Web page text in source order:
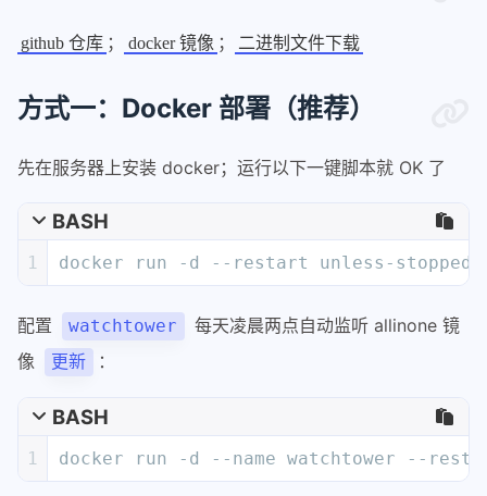
github 仓库 ； docker 镜像 ； 二进制文件下载
方式一：Docker 部署（推荐）
先在服务器上安装 docker；运行以下一键脚本就 OK 了
BASH
1 docker run -d --restart unless-
配置 watchtower
每天凌晨两点自动监听 allinone 镜
像
更新 ：
BASH
1 docker run -d --name watchtower --